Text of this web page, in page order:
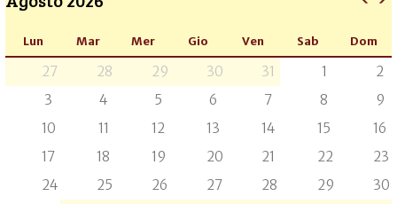
Lun Mar Mer Gio Ven Sab Dom
27 28 29 30 31 1
2
3
4 5 6 7 8
9
10
11 12 13 14 15
16
17
18 19 20 21 22
23
24
25 26 27 28 29
30